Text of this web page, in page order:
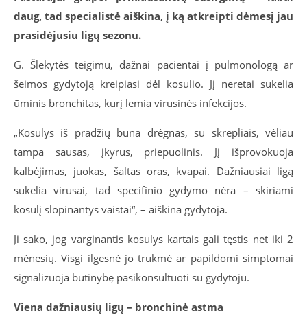
daug, tad specialistė aiškina, į ką atkreipti dėmesį jau
prasidėjusiu ligų sezonu.
G. Šlekytės teigimu, dažnai pacientai į pulmonologą ar
šeimos gydytoją kreipiasi dėl kosulio. Jį neretai sukelia
ūminis bronchitas, kurį lemia virusinės infekcijos.
„Kosulys iš pradžių būna drėgnas, su skrepliais, vėliau
tampa sausas, įkyrus, priepuolinis. Jį išprovokuoja
kalbėjimas, juokas, šaltas oras, kvapai. Dažniausiai ligą
sukelia virusai, tad specifinio gydymo nėra – skiriami
kosulį slopinantys vaistai“, – aiškina gydytoja.
Ji sako, jog varginantis kosulys kartais gali tęstis net iki 2
mėnesių. Visgi ilgesnė jo trukmė ar papildomi simptomai
signalizuoja būtinybę pasikonsultuoti su gydytoju.
Viena dažniausių ligų – bronchinė astma